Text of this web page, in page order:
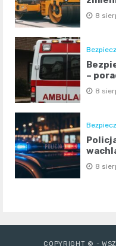
8
–
8
8
COPYRIGHT © -